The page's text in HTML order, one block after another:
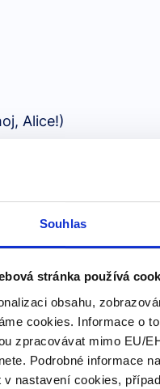
Souhlas
stránka používá
obsahu,
cookies. Informace o
zpracovávat mimo EU/
Podrobné informace
v nastavení cookies,
Alice!)
(Ahoj, co se děje?)